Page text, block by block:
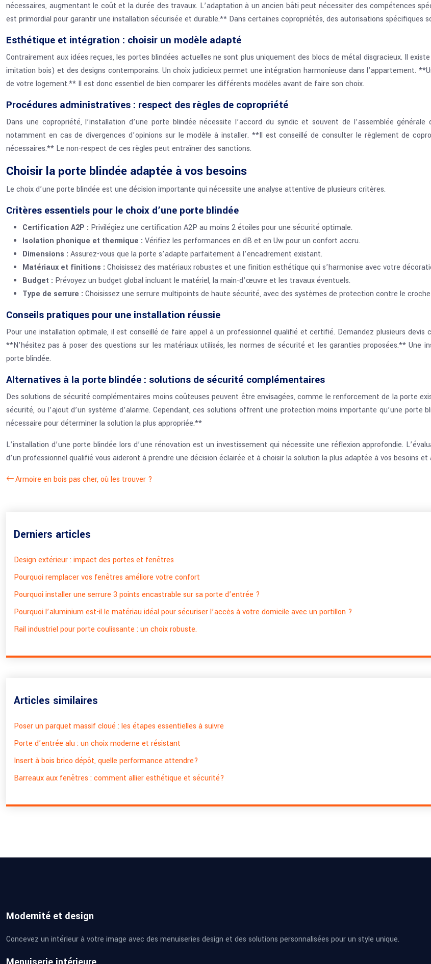
nécessaires, augmentant le coût et la durée des travaux. L’adaptation à un ancien bâti peut nécessiter des compétences
est primordial pour garantir une installation sécurisée et durable.** Dans certaines copropriétés, des autorisations spécifiques
Esthétique et intégration : choisir un modèle adapté
Contrairement aux idées reçues, les portes blindées actuelles ne sont plus uniquement des blocs de métal disgracieux. Il
imitation bois) et des designs contemporains. Un choix judicieux permet une intégration harmonieuse dans l’appartement.
de votre logement.** Il est donc essentiel de bien comparer les différents modèles avant de faire son choix.
Procédures administratives : respect des règles de copropriété
Dans une copropriété, l’installation d’une porte blindée nécessite l’accord du syndic et souvent de l’assemblée
notamment en cas de divergences d’opinions sur le modèle à installer. **Il est conseillé de consulter le règlement de
nécessaires.** Le non-respect de ces règles peut entraîner des sanctions.
Choisir la porte blindée adaptée à vos besoins
Le choix d’une porte blindée est une décision importante qui nécessite une analyse attentive de plusieurs critères.
Critères essentiels pour le choix d’une porte blindée
Certification A2P : Privilégiez une certification A2P au moins 2 étoiles pour une sécurité optimale.
Isolation phonique et thermique : Vérifiez les performances en dB et en Uw pour un confort accru.
Dimensions : Assurez-vous que la porte s’adapte parfaitement à l’encadrement existant.
Matériaux et finitions : Choisissez des matériaux robustes et une finition esthétique qui s’harmonise avec votre
Budget : Prévoyez un budget global incluant le matériel, la main-d’œuvre et les travaux éventuels.
Type de serrure : Choisissez une serrure multipoints de haute sécurité, avec des systèmes de protection contre le
Conseils pratiques pour une installation réussie
Pour une installation optimale, il est conseillé de faire appel à un professionnel qualifié et certifié. Demandez plusieurs
**N’hésitez pas à poser des questions sur les matériaux utilisés, les normes de sécurité et les garanties proposées.**
porte blindée.
Alternatives à la porte blindée : solutions de sécurité complémentaires
Des solutions de sécurité complémentaires moins coûteuses peuvent être envisagées, comme le renforcement de la porte
sécurité, ou l’ajout d’un système d’alarme. Cependant, ces solutions offrent une protection moins importante qu’une
nécessaire pour déterminer la solution la plus appropriée.**
L’installation d’une porte blindée lors d’une rénovation est un investissement qui nécessite une réflexion approfondie.
d’un professionnel qualifié vous aideront à prendre une décision éclairée et à choisir la solution la plus adaptée à vos besoins
Armoire en bois pas cher, où les trouver ?
Derniers articles
Design extérieur : impact des portes et fenêtres
Pourquoi remplacer vos fenêtres améliore votre confort
Pourquoi installer une serrure 3 points encastrable sur sa porte d’entrée ?
Pourquoi l’aluminium est-il le matériau idéal pour sécuriser l’accès à votre domicile avec un portillon ?
Rail industriel pour porte coulissante : un choix robuste.
Articles similaires
Poser un parquet massif cloué : les étapes essentielles à suivre
Porte d’entrée alu : un choix moderne et résistant
Insert à bois brico dépôt, quelle performance attendre?
Barreaux aux fenêtres : comment allier esthétique et sécurité?
Modernité et design
Concevez un intérieur à votre image avec des menuiseries design et des solutions personnalisées pour un style unique.